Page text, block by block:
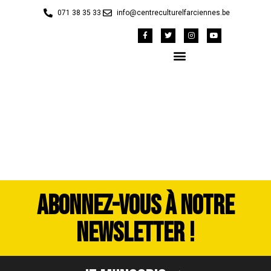
071 38 35 33 info@centreculturelfarciennes.be
ABONNEZ-VOUS À NOTRE
NEWSLETTER !